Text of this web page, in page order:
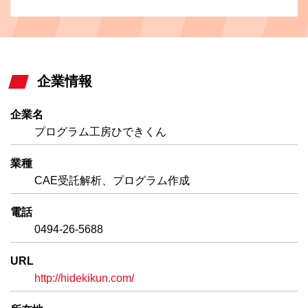
企業情報
企業名
プログラム工房ひできくん
業種
CAE受託解析、プログラム作成
電話
0494-26-5688
URL
http://hidekikun.com/